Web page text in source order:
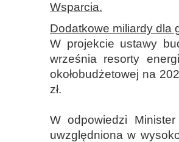
Wsparcia.
Dodatkowe miliardy dla
W projekcie ustawy
września resorty
okołobudżetowej na
zł.
W odpowiedzi
uwzględniona w